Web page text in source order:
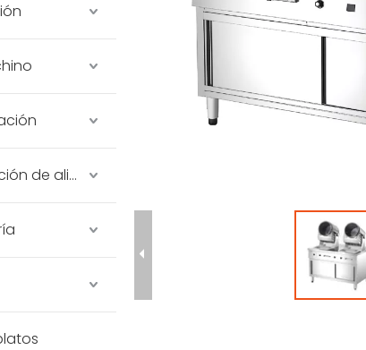
Equipo de preparación de alimentos